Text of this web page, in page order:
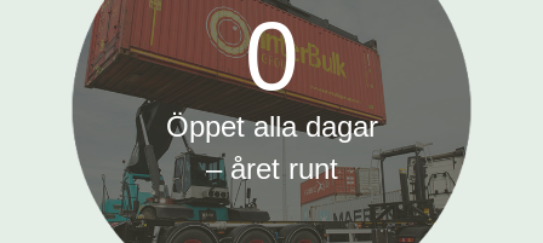
0
Öppet alla dagar
– året runt